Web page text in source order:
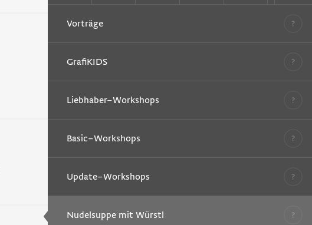
Vorträge
GrafiKIDS
Liebhaber–Workshops
Basic–Workshops
Update–Workshops
Nudelsuppe mit Würstl